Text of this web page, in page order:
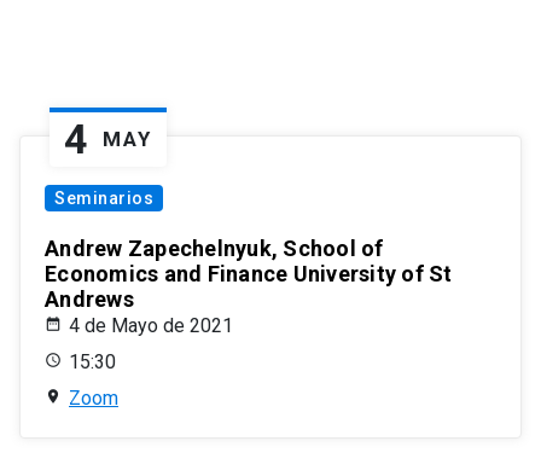
4 MAY
Seminarios
Andrew Zapechelnyuk, School of
Economics and Finance University of St
Andrews
4 de Mayo de 2021
15:30
Zoom